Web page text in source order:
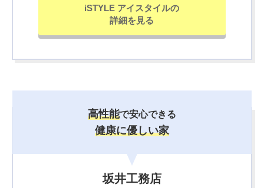
iSTYLE アイスタイルの
詳細を見る
高性能で安心できる
健康に優しい家
坂井工務店